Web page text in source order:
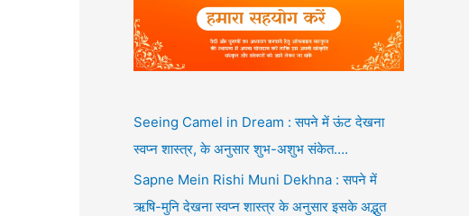
Seeing Camel in Dream : सपने में ऊंट देखना
स्वप्न शास्त्र, के अनुसार शुभ-अशुभ संकेत….
Sapne Mein Rishi Muni Dekhna : सपने में
ऋषि-मुनि देखना स्वप्न शास्त्र के अनुसार इसके अद्भुत